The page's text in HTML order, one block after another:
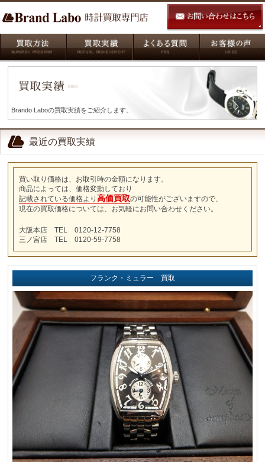
Brando Laboの買取実績をご紹介します。
最近の買取実績
買い取り価格は、お取引時の金額になります。
商品によっては、価格変動しており
記載されている価格より 高価買取の可能性がございますので、
現在の買取価格については、お気軽にお問い合わせください。
大阪本店 TEL 0120-12-7758
三ノ宮店 TEL 0120-59-7758
フランク・ミュラー 買取